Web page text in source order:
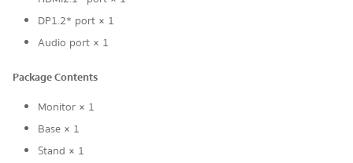
DP1.2* port × 1
Audio port × 1
Package Contents
Monitor × 1
Base × 1
Stand × 1